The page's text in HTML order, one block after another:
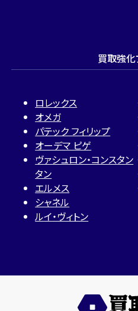
買取強化
ロレックス
オメガ
パテック フィリップ
オーデマ ピゲ
ヴァシュロン・コンスタン
タン
エルメス
シャネル
ルイ・ヴィトン